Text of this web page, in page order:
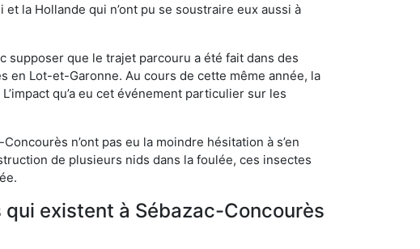
la Hollande qui n’ont pu se soustraire eux aussi à
supposer que le trajet parcouru a été fait dans des
Lot-et-Garonne. Au cours de cette même année, la
qu’a eu cet événement particulier sur les
n’ont pas eu la moindre hésitation à s’en
de plusieurs nids dans la foulée, ces insectes
existent à Sébazac-Concourès